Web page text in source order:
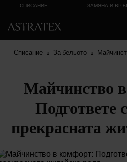
СПИСАНИЕ ЗАМЯНА И
Списание За бельото
Майчинство
Подгответе
прекрасната